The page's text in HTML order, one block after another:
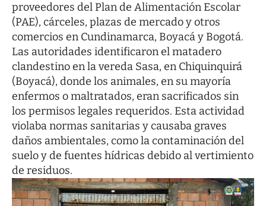
proveedores del Plan de Alimentación Escolar
(PAE), cárceles, plazas de mercado y otros
comercios en Cundinamarca, Boyacá y Bogotá.
Las autoridades identificaron el matadero
clandestino en la vereda Sasa, en Chiquinquirá
(Boyacá), donde los animales, en su mayoría
enfermos o maltratados, eran sacrificados sin
los permisos legales requeridos. Esta actividad
violaba normas sanitarias y causaba graves
daños ambientales, como la contaminación del
suelo y de fuentes hídricas debido al vertimiento
de residuos.